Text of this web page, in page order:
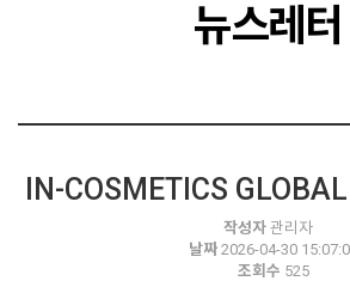
뉴스레터
IN-COSMETICS
작성자관리자
날짜2026-04-30
조회수 525